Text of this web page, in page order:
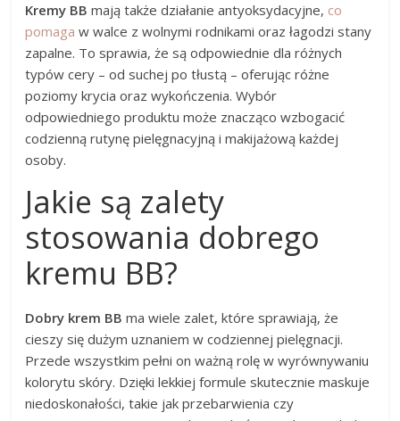
Kremy BB mają także działanie antyoksydacyjne, co
pomaga w walce z wolnymi rodnikami oraz łagodzi stany
zapalne. To sprawia, że są odpowiednie dla różnych
typów cery – od suchej po tłustą – oferując różne
poziomy krycia oraz wykończenia. Wybór
odpowiedniego produktu może znacząco wzbogacić
codzienną rutynę pielęgnacyjną i makijażową każdej
osoby.
Jakie są zalety
stosowania dobrego
kremu BB?
Dobry krem BB ma wiele zalet, które sprawiają, że
cieszy się dużym uznaniem w codziennej pielęgnacji.
Przede wszystkim pełni on ważną rolę w wyrównywaniu
kolorytu skóry. Dzięki lekkiej formule skutecznie maskuje
niedoskonałości, takie jak przebarwienia czy